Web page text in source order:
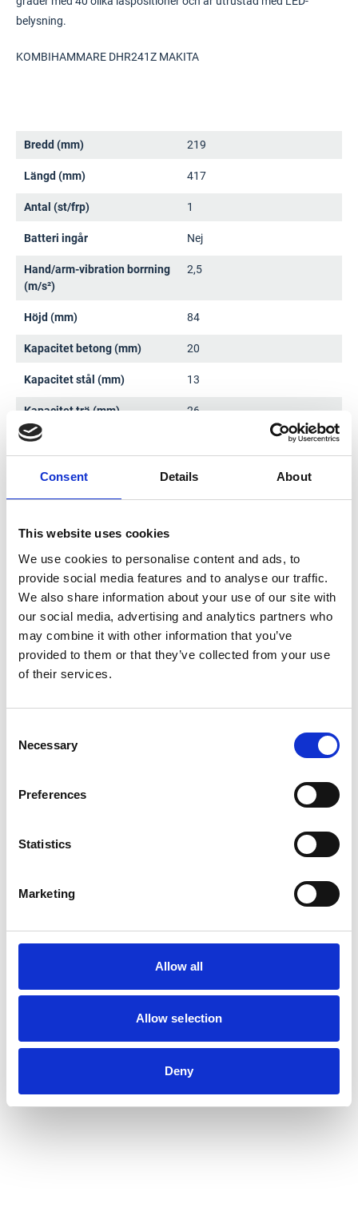
Consent Details About
This website uses cookies
We use cookies to personalise content and ads, to
provide social media features and to analyse our traffic.
We also share information about your use of our site with
our social media, advertising and analytics partners who
may combine it with other information that you’ve
provided to them or that they’ve collected from your use
of their services.
Selection
Necessary
Preferences
Statistics
Marketing
Allow all
Allow selection
Deny
belysning.
KOMBIHAMMARE DHR241Z MAKITA
Bredd (mm) 219
Längd (mm) 417
Antal (st/frp) 1
Batteri ingår Nej
Hand/arm-vibration borrning
(m/s²)
2,5
Höjd (mm) 84
Kapacitet betong (mm) 20
Kapacitet stål (mm) 13
Kapacitet trä (mm) 26
Ljudeffekt (dBA)
Slaghastighet (slag/min) 0-4000
Varvtal (min-1) 0-1100
Vikt (kg)
Vikt med batteri (kg) 3,5
CE-märkt Ja
Dokument